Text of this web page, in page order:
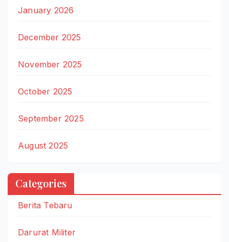
January 2026
December 2025
November 2025
October 2025
September 2025
August 2025
Categories
Berita Tebaru
Darurat Militer